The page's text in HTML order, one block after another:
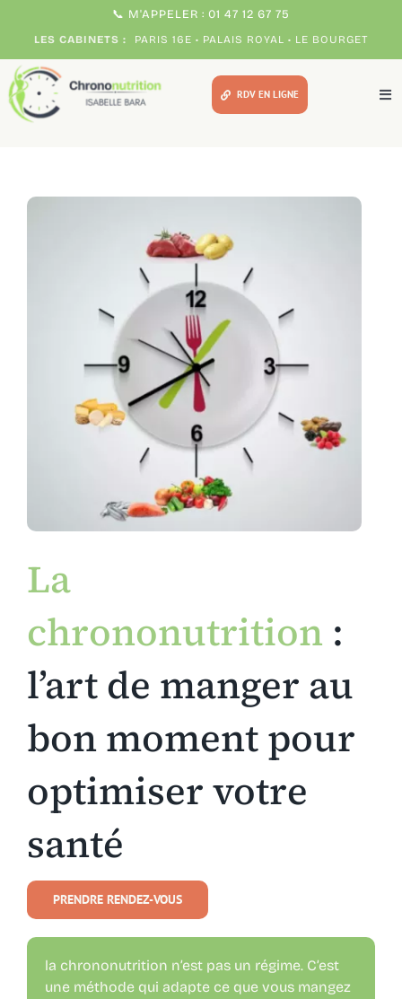
📞 M'APPELER : 01 47 12 67 75
LES CABINETS : PARIS 16E • PALAIS ROYAL • LE BOURGET
RDV EN LIGNE
Pour qui ?
Votre chrono expert
Témoignages
Consultations
Ressources
La
chrononutrition :
l’art de manger au
bon moment pour
optimiser votre
santé
PRENDRE RENDEZ-VOUS
la chrononutrition n’est pas un régime. C’est
une méthode qui adapte ce que vous mangez